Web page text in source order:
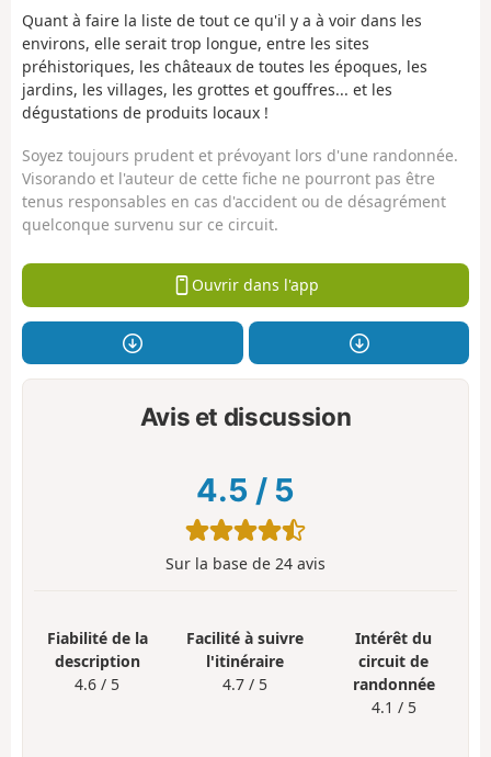
Quant à faire la liste de tout ce qu'il y a à voir dans les
environs, elle serait trop longue, entre les sites
préhistoriques, les châteaux de toutes les époques, les
jardins, les villages, les grottes et gouffres... et les
dégustations de produits locaux !
Soyez toujours prudent et prévoyant lors d'une randonnée.
Visorando et l'auteur de cette fiche ne pourront pas être
tenus responsables en cas d'accident ou de désagrément
quelconque survenu sur ce circuit.
Ouvrir dans l'app
Avis et discussion
4.5 / 5
Sur la base de 24 avis
Fiabilité de la
description
4.6 / 5
Facilité à suivre
l'itinéraire
4.7 / 5
Intérêt du
circuit de
randonnée
4.1 / 5